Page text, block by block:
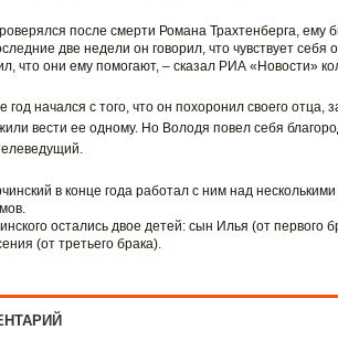
после смерти Романа Трахтенберга, ему
две недели он говорил, что чувствует себя
что они ему помогают, – сказал РИА «Новости»
начался с того, что он похоронил своего отца,
вести ее одному. Но Володя повел себя
в конце года работал с ним над
остались двое детей: сын Илья (от первого
(от третьего брака).